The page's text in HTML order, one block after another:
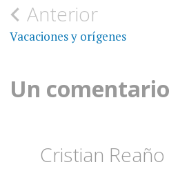
Navegación
de
Anterior
Vacaciones y orígenes
Un comentario
Cristian Reaño